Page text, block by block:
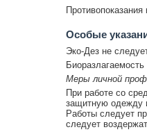
Особые
Эко-Дез не
Меры личной
При работе со
защитную одежду
Работы следует
следует